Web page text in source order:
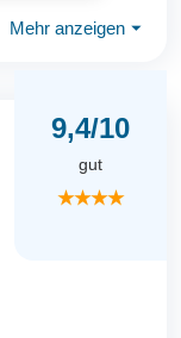
Mehr anzeigen ⏷
9,4/10
gut
★★★★